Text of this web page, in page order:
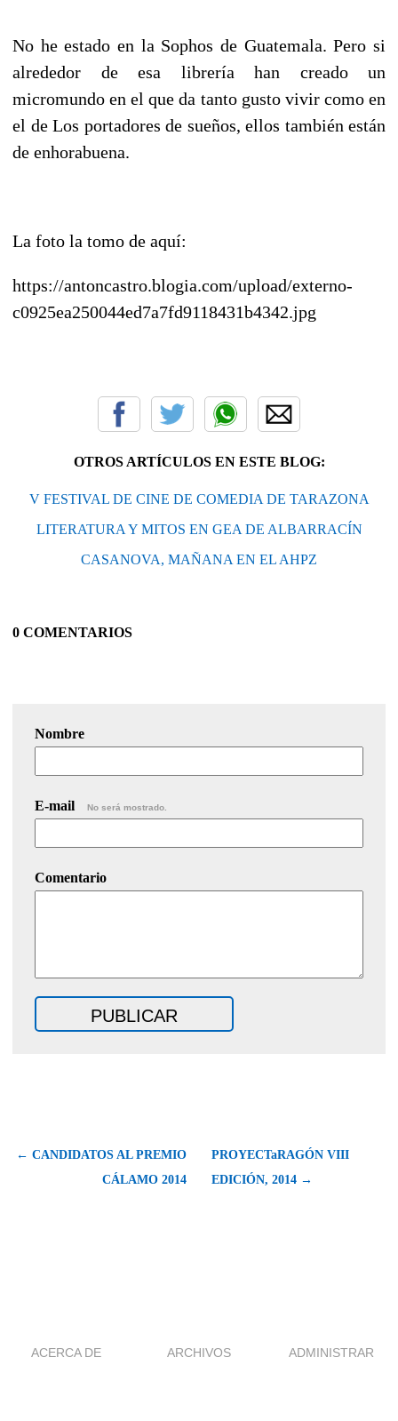
No he estado en la Sophos de Guatemala. Pero si
alrededor de esa librería han creado un
micromundo en el que da tanto gusto vivir como en
el de Los portadores de sueños, ellos también están
de enhorabuena.
La foto la tomo de aquí:
https://antoncastro.blogia.com/upload/externo-
c0925ea250044ed7a7fd9118431b4342.jpg
OTROS ARTÍCULOS EN ESTE BLOG:
V FESTIVAL DE CINE DE COMEDIA DE TARAZONA
LITERATURA Y MITOS EN GEA DE ALBARRACÍN
CASANOVA, MAÑANA EN EL AHPZ
0 COMENTARIOS
Nombre
E-mail No será mostrado.
Comentario
← CANDIDATOS AL PREMIO
CÁLAMO 2014
PROYECTaRAGÓN VIII
EDICIÓN, 2014 →
ACERCA DE ARCHIVOS ADMINISTRAR